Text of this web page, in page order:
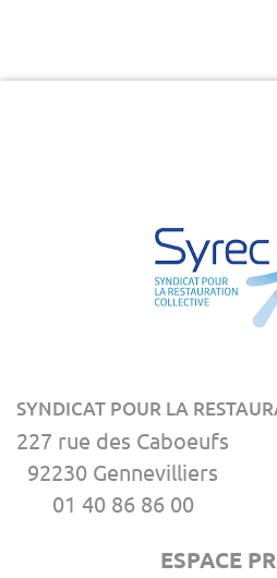
SYNDICAT POUR LA
227 rue des Caboeufs
92230 Gennevilliers
01 40 86 86 00
ESPACE